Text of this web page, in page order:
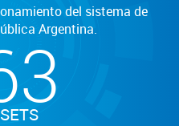
del sistema de
Argentina.